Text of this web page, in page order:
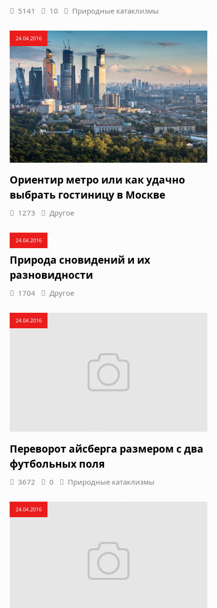
5141 10 Природные катаклизмы
24.04.2016
Ориентир метро или как удачно
выбрать гостиницу в Москве
1273 Другое
24.04.2016
Природа сновидений и их
разновидности
1704 Другое
24.04.2016
Переворот айсберга размером с два
футбольных поля
3672 0 Природные катаклизмы
24.04.2016